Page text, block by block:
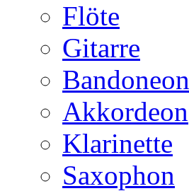
Flöte
Gitarre
Bandoneon
Akkordeon
Klarinette
Saxophon